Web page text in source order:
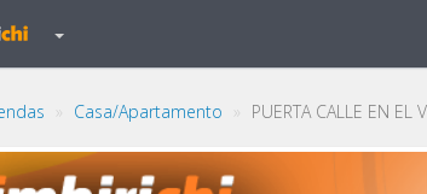
Casa/Apartamento PUERTA CALLE EN EL